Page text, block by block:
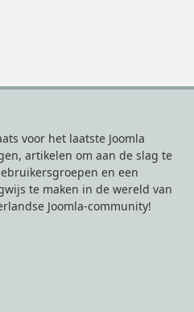
voor het laatste Joomla
artikelen om aan de slag te
en een
te maken in de wereld van
Joomla-community!